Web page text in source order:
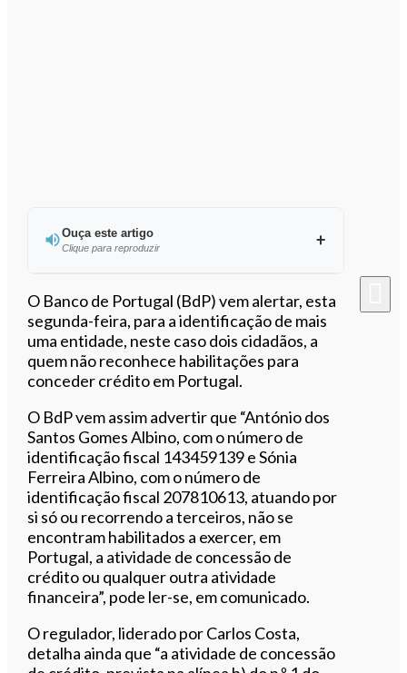
Ouça este artigo
Clique para reproduzir
Ouvir este artigo
O Banco de Portugal (BdP) vem alertar, esta
segunda-feira, para a identificação de mais
uma entidade, neste caso dois cidadãos, a
quem não reconhece habilitações para
conceder crédito em Portugal.
O BdP vem assim advertir que “António dos
Santos Gomes Albino, com o número de
identificação fiscal 143459139 e Sónia
Ferreira Albino, com o número de
identificação fiscal 207810613, atuando por
si só ou recorrendo a terceiros, não se
encontram habilitados a exercer, em
Portugal, a atividade de concessão de
crédito ou qualquer outra atividade
financeira”, pode ler-se, em comunicado.
O regulador, liderado por Carlos Costa,
detalha ainda que “a atividade de concessão